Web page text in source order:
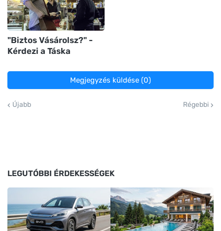
"Biztos Vásárolsz?" -
Kérdezi a Táska
Megjegyzés küldése (0)
Újabb Régebbi
LEGUTÓBBI ÉRDEKESSÉGEK